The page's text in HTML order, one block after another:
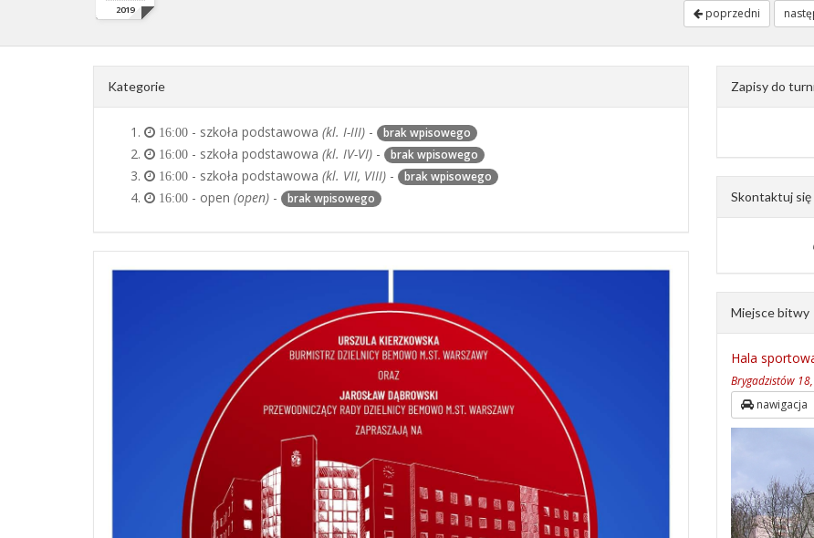
2019
poprzedni
Kategorie
16:00 - szkoła podstawowa (kl. I-III) - brak wpisowego
16:00 - szkoła podstawowa (kl. IV-VI) - brak wpisowego
16:00 - szkoła podstawowa (kl. VII, VIII) - brak wpisowego
16:00 - open (open) - brak wpisowego
Zapisy do
Skontaktuj się
Miejsce bitwy
Hala
Brygadzistów
nawigacja